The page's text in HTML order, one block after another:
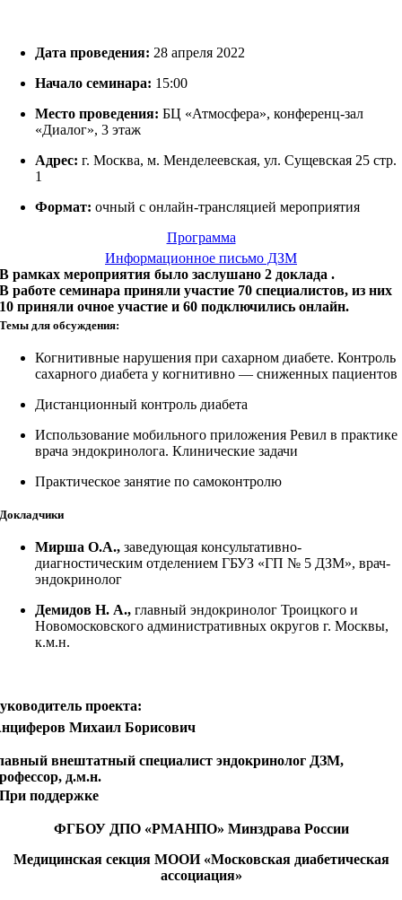
Дата проведения: 28 апреля 2022
Начало семинара: 15:00
Место проведения: БЦ «Атмосфера», конференц-зал
«Диалог», 3 этаж
Адрес: г. Москва, м. Менделеевская, ул. Сущевская 25 стр.
1
Формат:очный с онлайн-трансляцией мероприятия
Программа
Информационное письмо ДЗМ
В рамках мероприятия было заслушано 2 доклада .
В работе семинара приняли участие 70 специалистов, из них
10 приняли очное участие и 60 подключились онлайн.
Темы для обсуждения:
Когнитивные нарушения при сахарном диабете. Контроль
сахарного диабета у когнитивно — сниженных пациентов
Дистанционный контроль диабета
Использование мобильного приложения Ревил в практике
врача эндокринолога. Клинические задачи
Практическое занятие по самоконтролю
Докладчики
Мирша О.А.,заведующая консультативно-
диагностическим отделением ГБУЗ «ГП № 5 ДЗМ», врач-
эндокринолог
Демидов Н. А.,главный эндокринолог Троицкого и
Новомосковского административных округов г. Москвы,
к.м.н.
проекта:
Михаил Борисович
внештатный специалист эндокринолог ДЗМ,
д.м.н.
При поддержке
ФГБОУ ДПО «РМАНПО» Минздрава России
Медицинская секция МООИ «Московская диабетическая
ассоциация»